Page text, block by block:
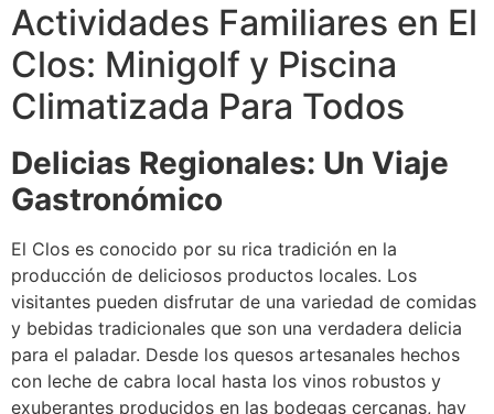
Actividades Familiares en El
Clos: Minigolf y Piscina
Climatizada Para Todos
Delicias Regionales: Un Viaje
Gastronómico
El Clos es conocido por su rica tradición en la
producción de deliciosos productos locales. Los
visitantes pueden disfrutar de una variedad de comidas
y bebidas tradicionales que son una verdadera delicia
para el paladar. Desde los quesos artesanales hechos
con leche de cabra local hasta los vinos robustos y
exuberantes producidos en las bodegas cercanas, hay